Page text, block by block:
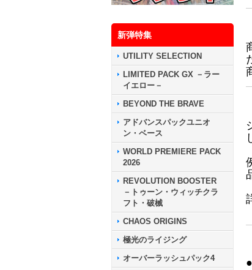
新弾特集
UTILITY SELECTION
LIMITED PACK GX －ラー
イエロー－
BEYOND THE BRAVE
アドバンスパックユニオ
ン・ベース
WORLD PREMIERE PACK
2026
REVOLUTION BOOSTER
－トゥーン・ウィッチクラ
フト・破械
CHAOS ORIGINS
極光のライジング
オーバーラッシュパック4